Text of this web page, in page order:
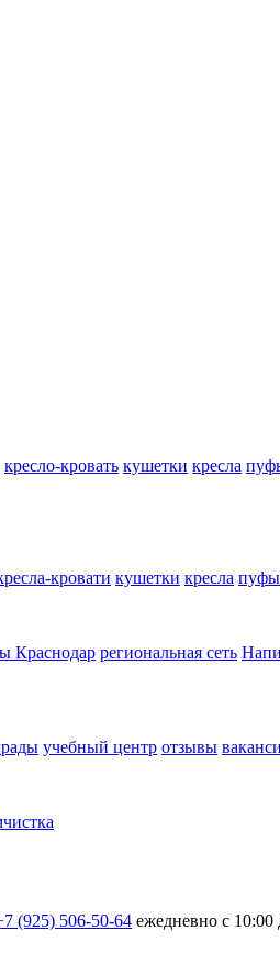
кресло-кровать кушетки кресла
кровати кушетки кресла пуфы
Краснодар региональная сеть
учебный центр отзывы
(925) 506-50-64 ежедневно с 10:00